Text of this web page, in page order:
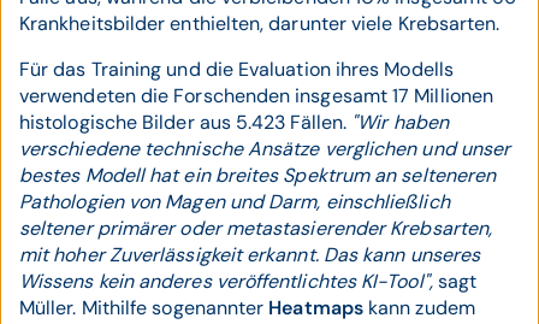
Krankheitsbilder enthielten, darunter viele Krebsarten.
Für das Training und die Evaluation ihres Modells
verwendeten die Forschenden insgesamt 17 Millionen
histologische Bilder aus 5.423 Fällen. "Wir haben
verschiedene technische Ansätze verglichen und unser
bestes Modell hat ein breites Spektrum an selteneren
Pathologien von Magen und Darm, einschließlich
seltener primärer oder metastasierender Krebsarten,
mit hoher Zuverlässigkeit erkannt. Das kann unseres
Wissens kein anderes veröffentlichtes KI-Tool",sagt
Müller. Mithilfe sogenannter Heatmaps kann zudem